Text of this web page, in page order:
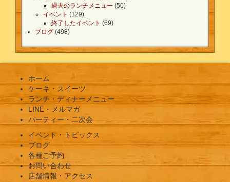
過去のランチメニュー (50)
イベント (129)
終了したイベント (69)
ブログ (498)
ホーム
ケーキ・スイーツ
ランチ・ディナーメニュー
LINE・メルマガ
パーティー・二次会
イベント・トピックス
ブログ
各種ご予約
お問い合わせ
店舗情報・アクセス